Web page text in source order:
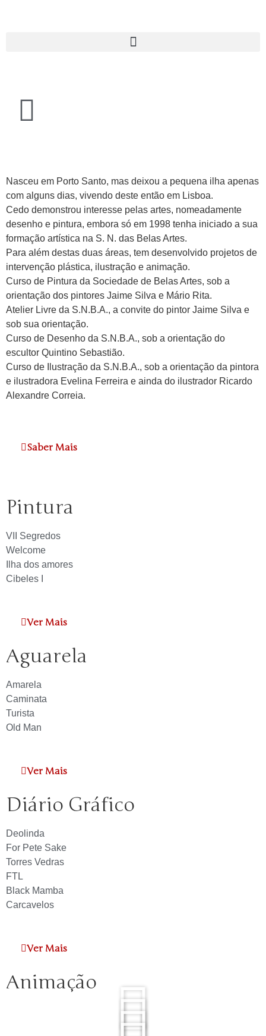
Nasceu em Porto Santo, mas deixou a pequena ilha apenas
com alguns dias, vivendo deste então em Lisboa.
Cedo demonstrou interesse pelas artes, nomeadamente
desenho e pintura, embora só em 1998 tenha iniciado a sua
formação artística na S. N. das Belas Artes.
Para além destas duas áreas, tem desenvolvido projetos de
intervenção plástica, ilustração e animação.
Curso de Pintura da Sociedade de Belas Artes, sob a
orientação dos pintores Jaime Silva e Mário Rita.
Atelier Livre da S.N.B.A., a convite do pintor Jaime Silva e
sob sua orientação.
Curso de Desenho da S.N.B.A., sob a orientação do
escultor Quintino Sebastião.
Curso de Ilustração da S.N.B.A., sob a orientação da pintora
e ilustradora Evelina Ferreira e ainda do ilustrador Ricardo
Alexandre Correia.
Saber Mais
Pintura
VII Segredos
Welcome
Ilha dos amores
Cibeles I
Ver Mais
Aguarela
Amarela
Caminata
Turista
Old Man
Ver Mais
Diário Gráfico
Deolinda
For Pete Sake
Torres Vedras
FTL
Black Mamba
Carcavelos
Ver Mais
Animação